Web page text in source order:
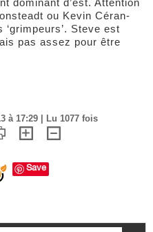
dominant d’est. Attention
ou Kevin Céran-
Steve est
pas assez pour être
à 17:29 | Lu 1077 fois
Save